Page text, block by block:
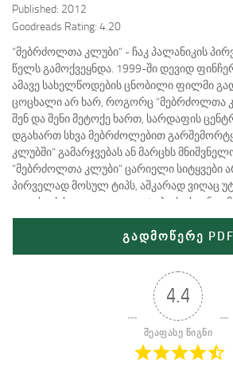
Published: 2012
Goodreads Rating: 4.20
”მებრძოლთა კლუბი” - ჩაკ პალანიკის
წელს გამოქვეყნდა. 1999-ში დევიდ
ამავე სახელწოდების ცნობილი ფილმი
ცოცხალი არ ხარ, როგორც ”მებრძოლთა
შენ და შენი მეტოქე ხართ, სარდაფის
დგახართ სხვა მებრძოლებით
კლუბში” გამარჯვებას ან მარცხს
”მებრძოლთა კლუბი” ცარიელი სიტყვები
პირველად მოსულ ტიპს, აშკარად ვიღაც
გადის ექვსი თვე და იგივე ტიპი ქვისგან
უკვე…
გადმოწერე PDF
4.4
შეაფასე წიგნი